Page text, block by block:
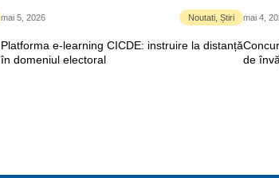
mai 5, 2026 Noutati Știri
Platforma e-learning CICDE: instruire la distanță
în domeniul electoral
mai 4,
de